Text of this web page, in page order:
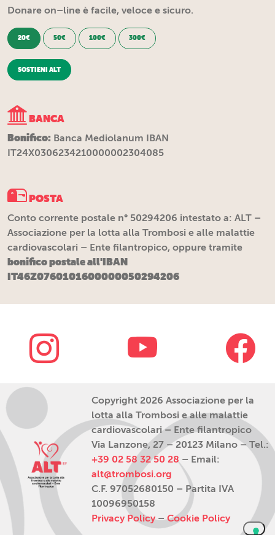
Donare on–line è facile, veloce e sicuro.
20€ 50€ 100€ 300€
SOSTIENI ALT
BANCA
Bonifico: Banca Mediolanum IBAN
IT24X0306234210000002304085
POSTA
Conto corrente postale n° 50294206 intestato a: ALT –
Associazione per la lotta alla Trombosi e alle malattie
cardiovascolari – Ente filantropico, oppure tramite
bonifico postale all'IBAN
IT46Z0760101600000050294206
Copyright 2026 Associazione per la
lotta alla Trombosi e alle malattie
cardiovascolari – Ente filantropico
Via Lanzone, 27 – 20123 Milano – Tel.:
+39 02 58 32 50 28 – Email:
alt@trombosi.org
C.F. 97052680150 – Partita IVA
10096950158
Privacy Policy–Cookie Policy